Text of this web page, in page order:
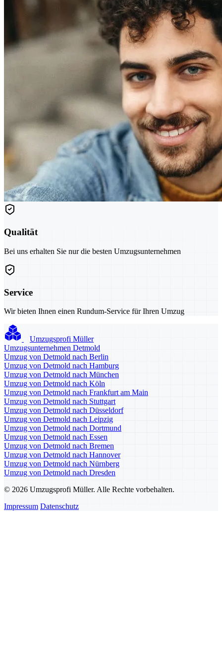
Qualität
Bei uns erhalten Sie nur die besten Umzugsunternehmen
Service
Wir bieten Ihnen einen Rundum-Service für Ihren Umzug
Umzugsprofi Müller
Umzugsunternehmen Detmold
Umzug von Detmold nach Berlin
Umzug von Detmold nach Hamburg
Umzug von Detmold nach München
Umzug von Detmold nach Köln
Umzug von Detmold nach Frankfurt am Main
Umzug von Detmold nach Stuttgart
Umzug von Detmold nach Düsseldorf
Umzug von Detmold nach Leipzig
Umzug von Detmold nach Dortmund
Umzug von Detmold nach Essen
Umzug von Detmold nach Bremen
Umzug von Detmold nach Hannover
Umzug von Detmold nach Nürnberg
Umzug von Detmold nach Dresden
© 2026 Umzugsprofi Müller. Alle Rechte vorbehalten.
Impressum Datenschutz